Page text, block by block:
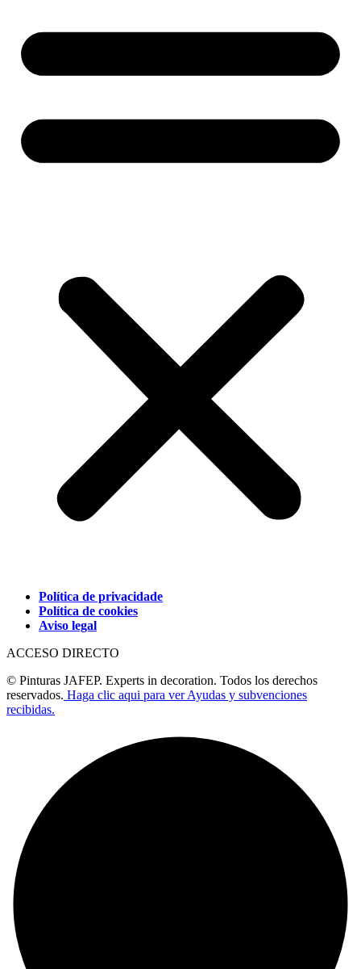
Política de privacidade
Política de cookies
Aviso legal
ACCESO DIRECTO
© Pinturas JAFEP. Experts in decoration. Todos los derechos
reservados. Haga clic aqui para ver Ayudas y subvenciones
recibidas.